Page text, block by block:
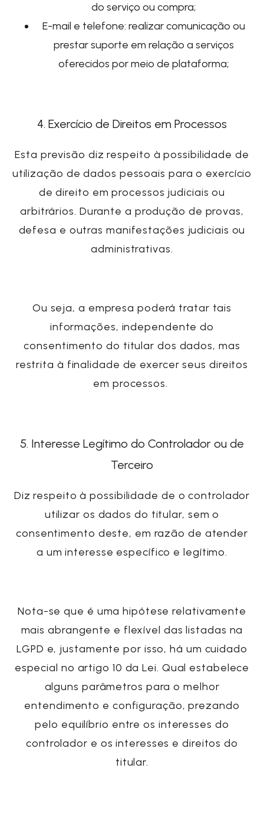
do serviço ou compra;
E-mail e telefone: realizar comunicação ou
prestar suporte em relação a serviços
oferecidos por meio de plataforma;
4. Exercício de Direitos em Processos
Esta previsão diz respeito à possibilidade de
utilização de dados pessoais para o exercício
de direito em processos judiciais ou
arbitrários. Durante a produção de provas,
defesa e outras manifestações judiciais ou
administrativas.
Ou seja, a empresa poderá tratar tais
informações, independente do
consentimento do titular dos dados, mas
restrita à finalidade de exercer seus direitos
em processos.
5. Interesse Legítimo do Controlador ou de
Terceiro
Diz respeito à possibilidade de o controlador
utilizar os dados do titular, sem o
consentimento deste, em razão de atender
a um interesse específico e legítimo.
Nota-se que é uma hipótese relativamente
mais abrangente e flexível das listadas na
LGPD e, justamente por isso, há um cuidado
especial no artigo 10 da Lei. Qual estabelece
alguns parâmetros para o melhor
entendimento e configuração, prezando
pelo equilíbrio entre os interesses do
controlador e os interesses e direitos do
titular.